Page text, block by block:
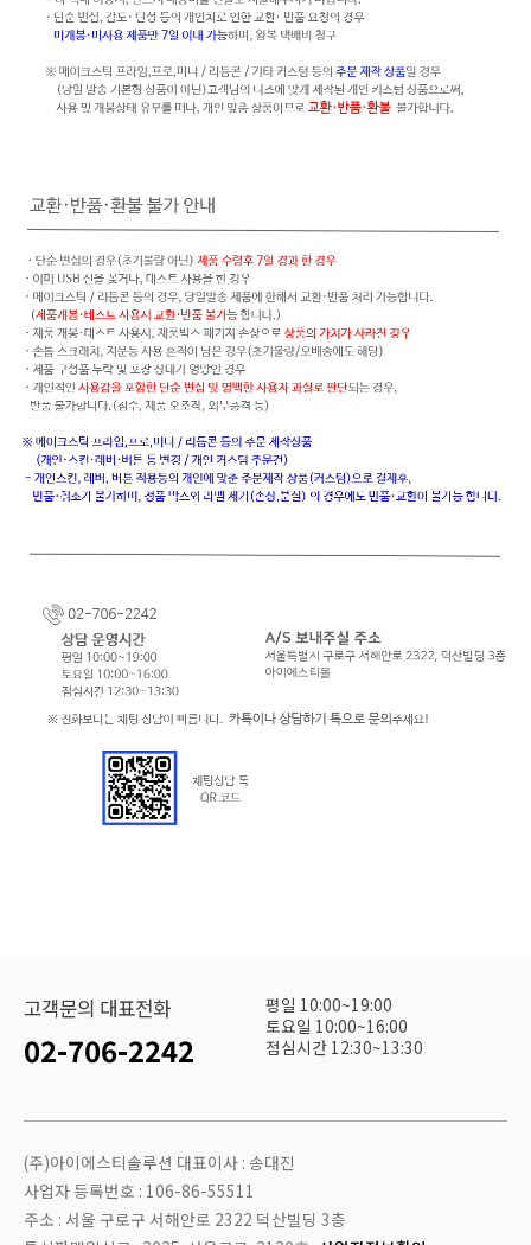
고객문의 대표전화
02-706-2242
평일 10:00~19:00
토요일 10:00~16:00
점심시간 12:30~13:30
(주)아이에스티솔루션 대표이사 : 송대진
사업자 등록번호 : 106-86-55511
주소 : 서울 구로구 서해안로 2322 덕산빌딩 3층